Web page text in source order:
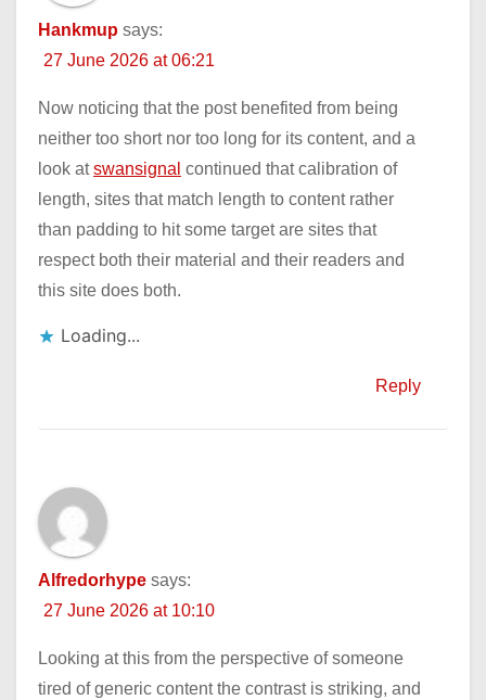
Hankmup says:
27 June 2026 at 06:21
Now noticing that the post benefited from being
neither too short nor too long for its content, and a
look atswansignal continued that calibration of
length, sites that match length to content rather
than padding to hit some target are sites that
respect both their material and their readers and
this site does both.
Loading...
Reply
Alfredorhype says:
27 June 2026 at 10:10
Looking at this from the perspective of someone
tired of generic content the contrast is striking, and